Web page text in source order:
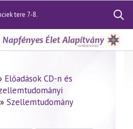
tere 7-8.
Search
for:
Előadások CD-n és
Szellemtudomány